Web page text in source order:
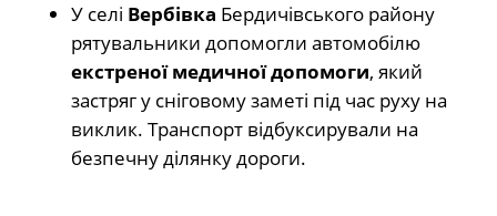
У селі Вербівка Бердичівського району
рятувальники допомогли автомобілю
екстреної медичної допомоги, який
застряг у сніговому заметі під час руху на
виклик. Транспорт відбуксирували на
безпечну ділянку дороги.